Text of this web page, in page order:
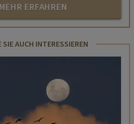
ERFAHREN
AUCH INTERESSIEREN